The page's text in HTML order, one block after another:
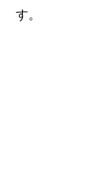
す。